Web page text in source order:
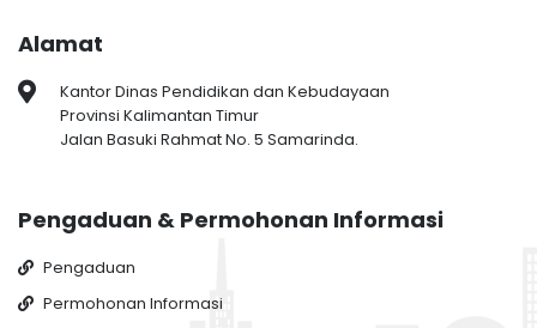
Alamat
Kantor Dinas Pendidikan dan Kebudayaan
Provinsi Kalimantan Timur
Jalan Basuki Rahmat No. 5 Samarinda.
Pengaduan & Permohonan Informasi
Pengaduan
Permohonan Informasi